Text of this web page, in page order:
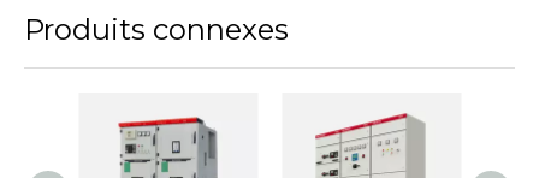
Produits connexes